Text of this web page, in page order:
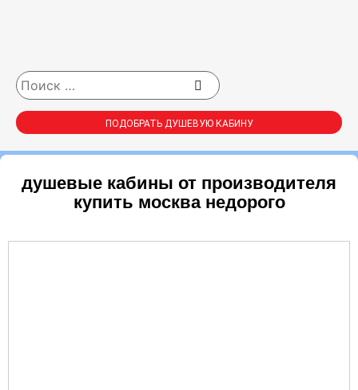
ПОДОБРАТЬ ДУШЕВУЮ КАБИНУ
душевые кабины от производителя
купить москва недорого